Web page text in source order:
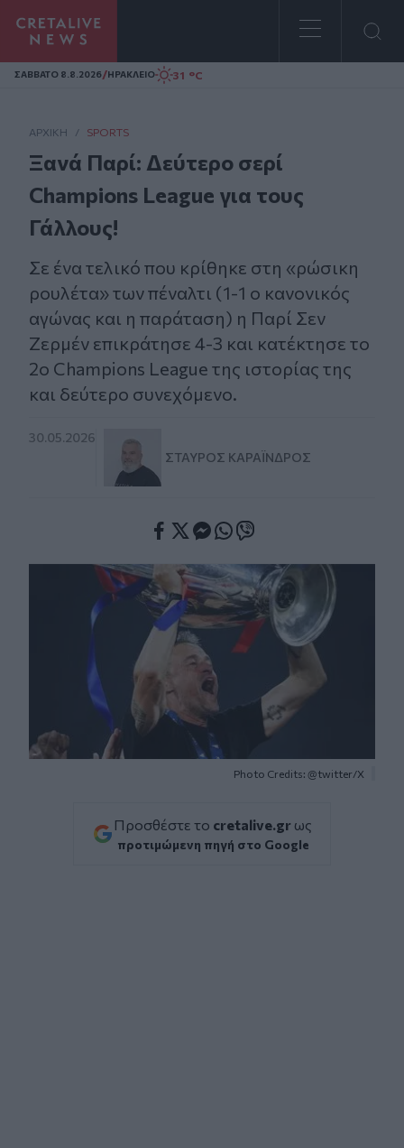
Homepage
ΣAΒΒΑΤΟ 8.8.2026/ΗΡΑΚΛΕΙΟ 31 °C
ΑΡΧΙΚΗ / SPORTS
Ξανά Παρί: Δεύτερο σερί
Champions League για τους
Γάλλους!
Σε ένα τελικό που κρίθηκε στη «ρώσικη
ρουλέτα» των πέναλτι (1-1 ο κανονικός
αγώνας και η παράταση) η Παρί Σεν
Ζερμέν επικράτησε 4-3 και κατέκτησε το
2ο Champions League της ιστορίας της
και δεύτερο συνεχόμενο.
30.05.2026
ΣΤΑΎΡΟΣ ΚΑΡΑΪ́ΝΔΡΟΣ
Photo Credits: @twitter/X
Προσθέστε το cretalive.gr ως
προτιμώμενη πηγή στο Google